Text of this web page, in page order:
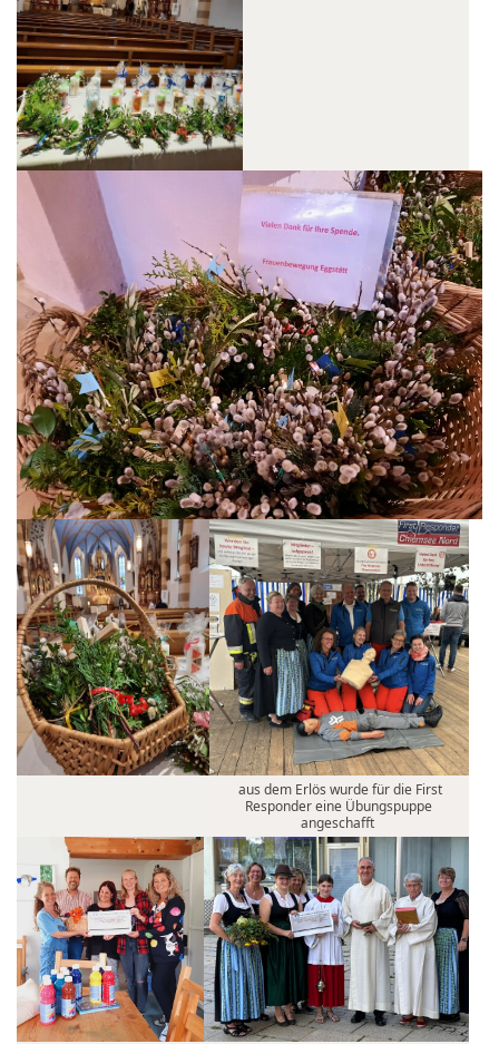
aus dem Erlös wurde für die First
Responder eine Übungspuppe
angeschafft